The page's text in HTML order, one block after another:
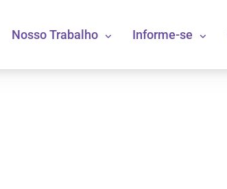
Nosso Trabalho Informe-se